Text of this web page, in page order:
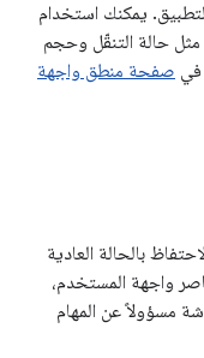
يمكنك استخدام
مثل حالة التنقّل وحجم
في صفحة منطق واجهة
بالحالة العادية
واجهة المستخدم،
مسؤولاً عن المهام